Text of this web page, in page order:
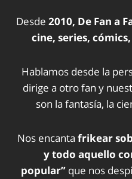
Desde 2010, De Fan a
cine, series,
Hablamos desde la
dirige a otro fan y
son la fantasía, la
Nos encanta frikear
y todo aquello
popular” que nos